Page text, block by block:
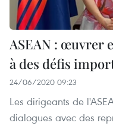
ASEAN : œuvrer
à des défis
24/06/2020 09:23
Les dirigeants de
dialogues avec des